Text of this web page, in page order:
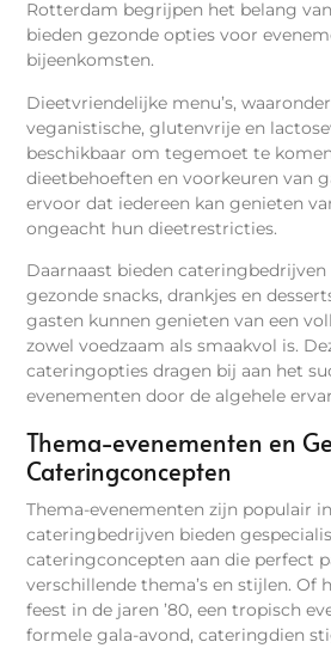
Rotterdam begrijpen het belang
bieden gezonde opties voor
bijeenkomsten.
Dieetvriendelijke menu’s,
veganistische, glutenvrije en
beschikbaar om tegemoet te
dieetbehoeften en voorkeuren van
ervoor dat iedereen kan genieten
ongeacht hun dieetrestricties.
Daarnaast bieden
gezonde snacks, drankjes en
gasten kunnen genieten van een
zowel voedzaam als smaakvol is.
cateringopties dragen bij aan het
evenementen door de algehele
Thema-evenementen en
Cateringconcepten
Thema-evenementen zijn populair
cateringbedrijven bieden
cateringconcepten aan die perfect
verschillende thema’s en stijlen. Of
feest in de jaren ’80, een tropisch
formele gala-avond, cateringdien